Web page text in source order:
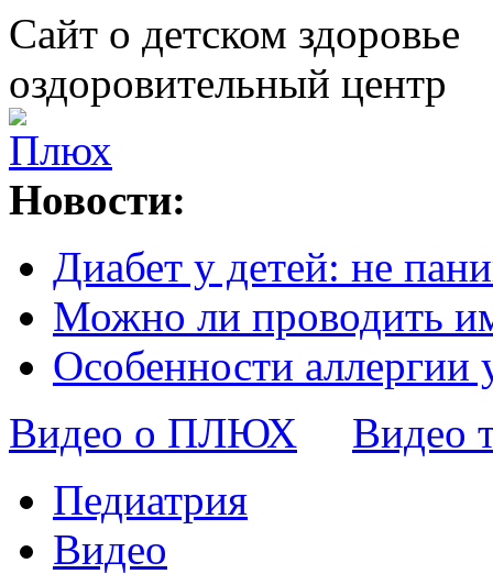
Сайт о детском здоровье
оздоровительный центр
Новости:
Диабет у детей: не
Можно ли проводить
Особенности аллергии
Видео о ПЛЮХ
Видео
Педиатрия
Видео